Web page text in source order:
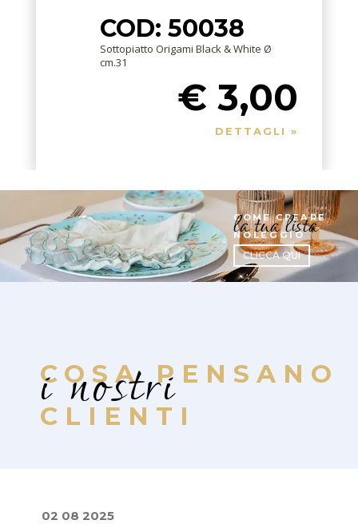
COD: 50038
Sottopiatto Origami Black & White Ø
cm.31
€ 3,00
DETTAGLI »
COME CREARE
la tua lista
NOLEGGIO
CLICCA QUI
COSA PENSANO
i nostri
CLIENTI
02 08 2025